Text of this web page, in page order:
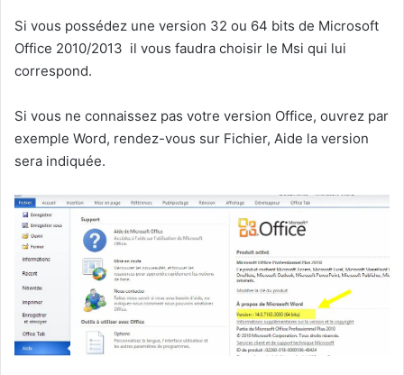
Si vous possédez une version 32 ou 64 bits de Microsoft
Office 2010/2013 il vous faudra choisir le Msi qui lui
correspond.
Si vous ne connaissez pas votre version Office, ouvrez par
exemple Word, rendez-vous sur Fichier, Aide la version
sera indiquée.